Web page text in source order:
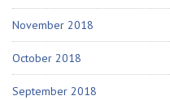
November 2018
October 2018
September 2018